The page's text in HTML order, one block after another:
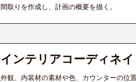
間取りを作成し、計画の概要を描く。
インテリアコーディネイ
外観、内装材の素材や色、カウンターの位